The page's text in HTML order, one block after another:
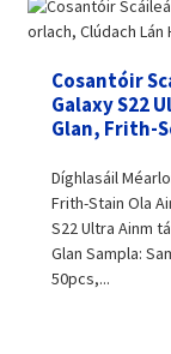
Cosantóir
Galaxy S22
Glan, Frith-
Díghlasáil
Frith-Stain Ola
S22 Ultra Ainm
Glan Sampla:
50pcs,...